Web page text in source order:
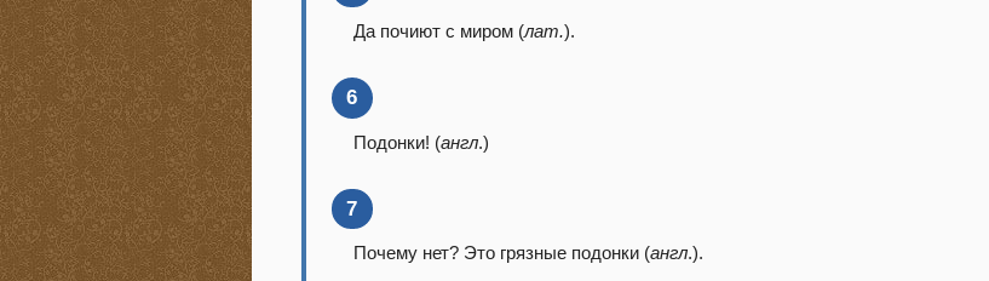
Да почиют с миром (лат.).
6
Подонки! (англ.)
7
Почему нет? Это грязные подонки (англ.).